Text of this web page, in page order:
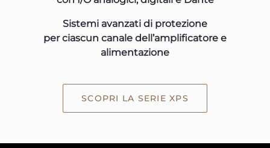
Sistemi avanzati di protezione
per ciascun canale dell’amplificatore e
alimentazione
SCOPRI LA SERIE XPS